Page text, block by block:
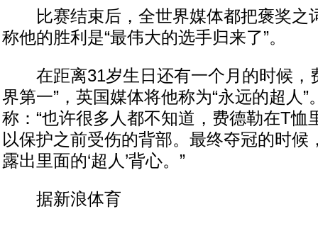
比赛结束后，全世界媒体都把褒奖之
称他的胜利是“最伟大的选手归来了”。
在距离31岁生日还有一个月的时候，
界第一”，英国媒体将他称为“永远的超人”
称：“也许很多人都不知道，费德勒在T恤
以保护之前受伤的背部。最终夺冠的时候
露出里面的‘超人’背心。”
据新浪体育